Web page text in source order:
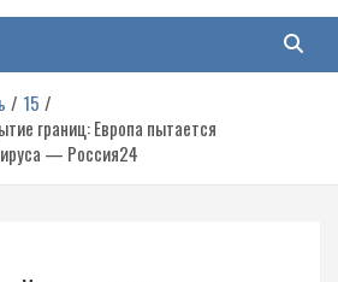
15
границ: Европа пытается
— Россия24